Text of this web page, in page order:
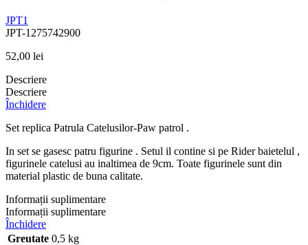
JPT1
JPT-1275742900
52,00 lei
Descriere
Descriere
Închidere
Set replica Patrula Catelusilor-Paw patrol .
In set se gasesc patru figurine . Setul il contine si pe Rider baietelul ,
figurinele catelusi au inaltimea de 9cm. Toate figurinele sunt din
material plastic de buna calitate.
Informații suplimentare
Informații suplimentare
Închidere
Greutate 0,5 kg